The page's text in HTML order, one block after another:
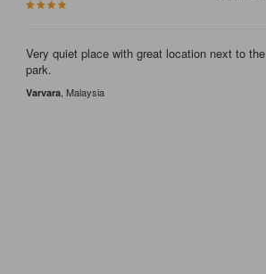
Very quiet place with great location next to the
park.
Varvara , Malaysia